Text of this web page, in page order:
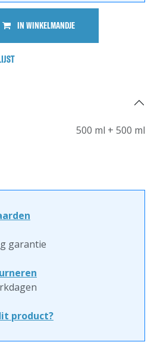
IN WINKELMANDJE
500 ml + 500 ml
garantie
product?